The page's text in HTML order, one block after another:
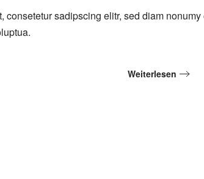
consetetur sadipscing elitr, sed diam
Weiterlesen